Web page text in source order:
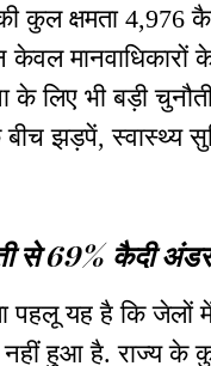
कुल क्षमता 4,976
केवल
के लिए भी बड़ी
झड़पें, स्वास्थ्य
से 69% कैदी
पहलू यह है कि
नहीं हुआ है. राज्य के